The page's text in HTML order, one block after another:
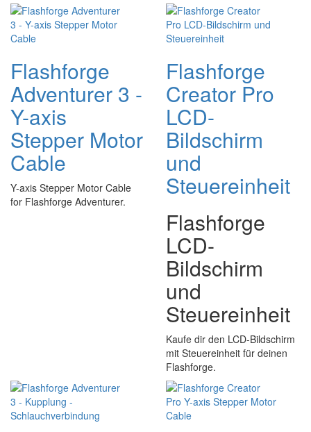
Flashforge
Adventurer 3 -
Y-axis
Stepper Motor
Cable
Y-axis Stepper Motor Cable
for Flashforge Adventurer.
Flashforge
Creator Pro
LCD-
Bildschirm
und
Steuereinheit
Flashforge
LCD-
Bildschirm
und
Steuereinheit
Kaufe dir den LCD-Bildschirm
mit Steuereinheit für deinen
Flashforge.